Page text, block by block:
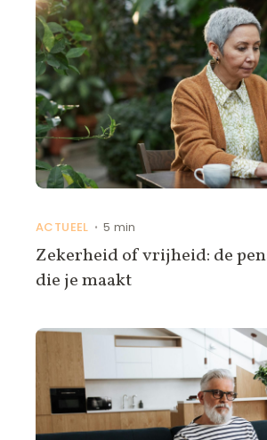
ACTUEEL • 5 min
Zekerheid of vrijheid: de
die je maakt